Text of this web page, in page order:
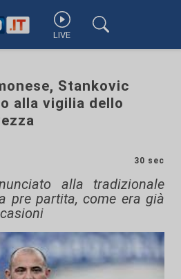
LIVE
Stankovic
alla vigilia dello
30 sec
alla tradizionale
pre partita, come era già